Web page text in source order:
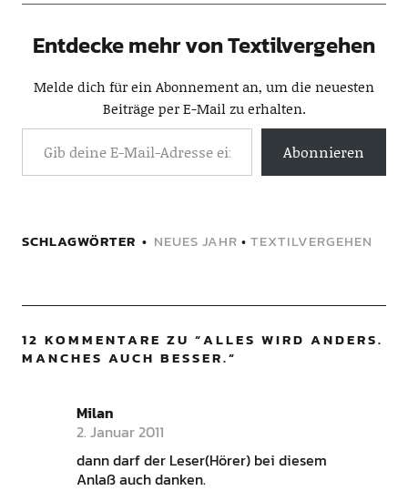
Entdecke mehr von Textilvergehen
Melde dich für ein Abonnement an, um die neuesten
Beiträge per E-Mail zu erhalten.
Abonnieren
SCHLAGWÖRTER NEUES JAHR • TEXTILVERGEHEN
12 KOMMENTARE ZU “ALLES WIRD ANDERS.
MANCHES AUCH BESSER.”
Milan
2. Januar 2011
dann darf der Leser(Hörer) bei diesem
Anlaß auch danken.